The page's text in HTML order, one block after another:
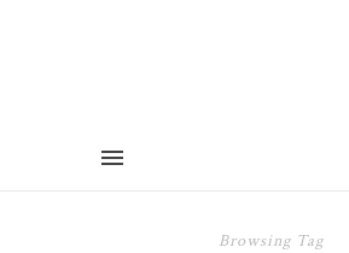
Browsing Tag